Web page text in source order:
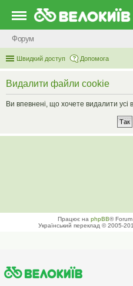
Форум
Швидкий доступ Допомога
Видалити файли cookie
Ви впевнені, що хочете видалити
Працює на phpBB®
Український переклад © 2005-